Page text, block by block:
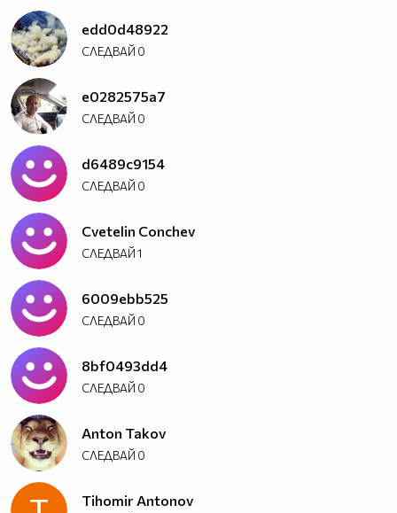
edd0d48922
СЛЕДВАЙ 0
e0282575a7
СЛЕДВАЙ 0
d6489c9154
СЛЕДВАЙ 0
Cvetelin Conchev
СЛЕДВАЙ1
6009ebb525
СЛЕДВАЙ 0
8bf0493dd4
СЛЕДВАЙ 0
Anton Takov
СЛЕДВАЙ 0
Tihomir Antonov